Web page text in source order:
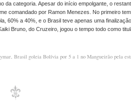
da categoria. Apesar do início empolgante, o
comandado por Ramon Menezes. No primeiro
60% a 40%, e o Brasil teve apenas uma finalização
Bruno, do Cruzeiro, jogou o tempo todo como
Brasil goleia Bolívia por 5 a 1 no Mangueirão pela